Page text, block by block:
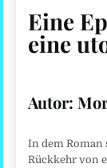
Eine
eine
Autor:
In dem Roman
Rückkehr von